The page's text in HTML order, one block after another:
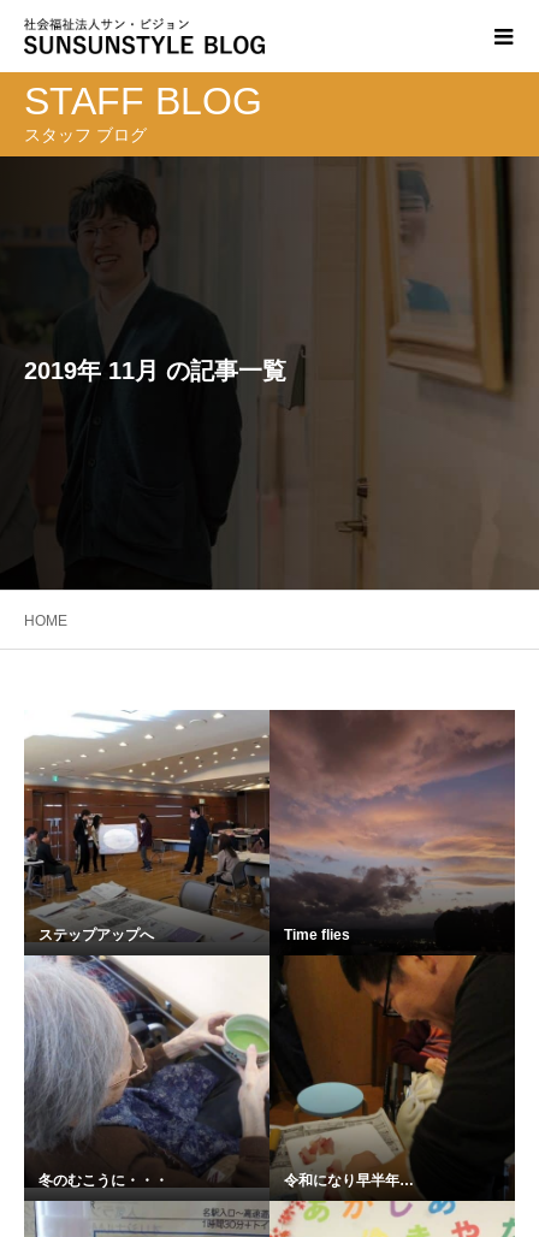
STAFF BLOG
スタッフ ブログ
2019年 11月 の記事一覧
HOME
ステップアップへ Time flies
冬のむこうに・・・ 令和になり早半年…